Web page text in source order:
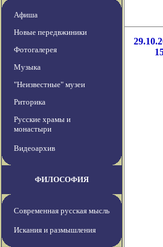
Афиша
Новые передвжиники
Фотогалерея
Музыка
"Неизвестные" музеи
Риторика
Русские храмы и
монастыри
Видеоархив
ФИЛОСОФИЯ
Современная русская мысль
Искания и размышления